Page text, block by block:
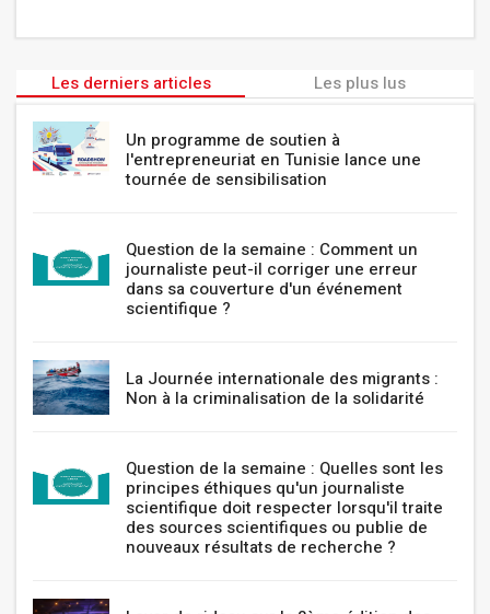
Les derniers articles Les plus lus
Un programme de soutien à
l'entrepreneuriat en Tunisie lance une
tournée de sensibilisation
Question de la semaine : Comment un
journaliste peut-il corriger une erreur
dans sa couverture d'un événement
scientifique ?
La Journée internationale des migrants :
Non à la criminalisation de la solidarité
Question de la semaine : Quelles sont les
principes éthiques qu'un journaliste
scientifique doit respecter lorsqu'il traite
des sources scientifiques ou publie de
nouveaux résultats de recherche ?